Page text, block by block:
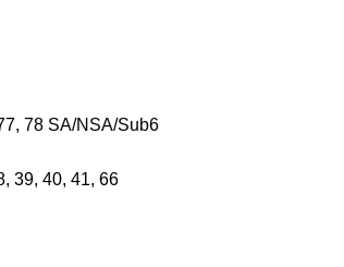
78 SA/NSA/Sub6
39, 40, 41, 66